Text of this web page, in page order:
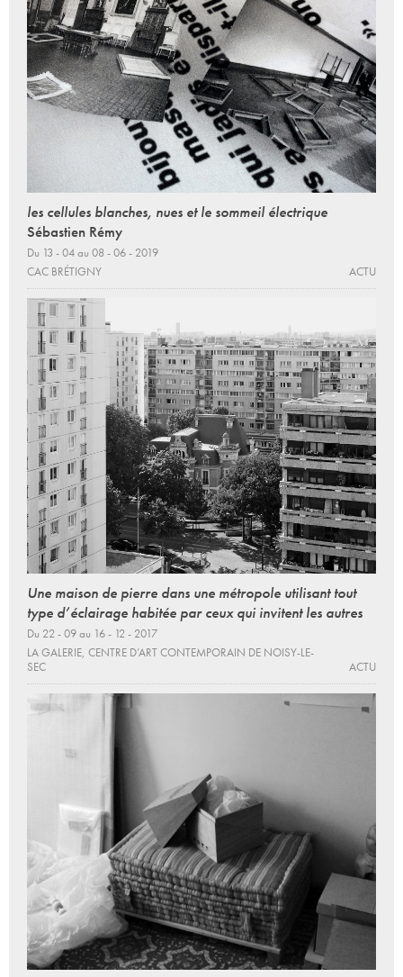
les cellules blanches, nues et le sommeil électrique
Sébastien Rémy
Du 13 - 04 au 08 - 06 - 2019
CAC BRÉTIGNY
ACTU
Une maison de pierre dans une métropole utilisant tout
type d’éclairage habitée par ceux qui invitent les autres
Du 22 - 09 au 16 - 12 - 2017
LA GALERIE, CENTRE D’ART CONTEMPORAIN DE NOISY-LE-
SEC
ACTU